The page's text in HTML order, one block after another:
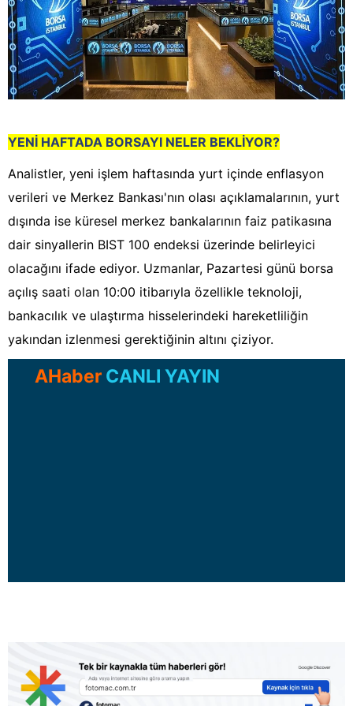
YENİ HAFTADA BORSAYI NELER BEKLİYOR?
Analistler, yeni işlem haftasında yurt içinde enflasyon
verileri ve Merkez Bankası'nın olası açıklamalarının, yurt
dışında ise küresel merkez bankalarının faiz patikasına
dair sinyallerin BIST 100 endeksi üzerinde belirleyici
olacağını ifade ediyor. Uzmanlar, Pazartesi günü borsa
açılış saati olan 10:00 itibarıyla özellikle teknoloji,
bankacılık ve ulaştırma hisselerindeki hareketliliğin
yakından izlenmesi gerektiğinin altını çiziyor.
AHaber CANLI YAYIN